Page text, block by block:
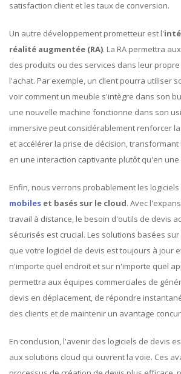
satisfaction client et les taux de conversion.
Un autre développement prometteur est l'
réalité augmentée (RA). La RA permettra
des produits ou des services dans leur
l'achat. Par exemple, un client pourra utiliser
voir comment un meuble s'intègre dans son
une nouvelle machine fonctionne dans son
immersive peut considérablement renforcer
et accélérer la prise de décision,
en une interaction captivante plutôt qu'en
Enfin, nous verrons probablement les
mobiles et basés sur le cloud. Avec
travail à distance, le besoin d'outils de devis
sécurisés est crucial. Les solutions basées
que votre logiciel de devis est toujours à jour
n'importe quel endroit et sur n'importe quel
permettra aux équipes commerciales de
devis en déplacement, de répondre
des clients et de maintenir un avantage
En conclusion, l'avenir des logiciels de devis
aux solutions cloud qui ouvrent la voie. Ces